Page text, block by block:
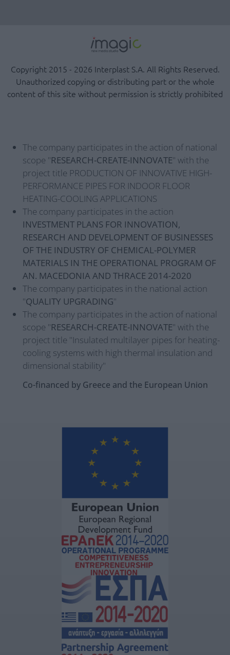
Copyright 2015 - 2026 Interplast S.A. All Rights Reserved.
Unauthorized copying or distributing part or the whole
content of this site without permission is strictly prohibited
The company participates in the action of national
scope "RESEARCH-CREATE-INNOVATE" with the
project title PRODUCTION OF INNOVATIVE HIGH-
PERFORMANCE PIPES FOR INDOOR FLOOR
HEATING-COOLING APPLICATIONS
The company participates in the action
INVESTMENT PLANS FOR INNOVATION,
RESEARCH AND DEVELOPMENT OF BUSINESSES
OF THE INDUSTRY OF CHEMICAL-POLYMER
MATERIALS IN THE OPERATIONAL PROGRAM OF
AN. MACEDONIA AND THRACE 2014-2020
The company participates in the national action
"QUALITY UPGRADING"
The company participates in the action of national
scope "RESEARCH-CREATE-INNOVATE" with the
project title "Insulated multilayer pipes for heating-
cooling systems with high thermal insulation and
dimensional stability"
Co-financed by Greece and the European Union